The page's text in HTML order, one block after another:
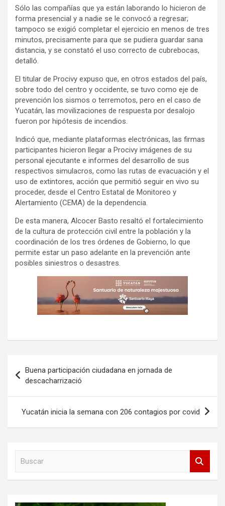
Sólo las compañías que ya están laborando lo hicieron de
forma presencial y a nadie se le convocó a regresar;
tampoco se exigió completar el ejercicio en menos de tres
minutos, precisamente para que se pudiera guardar sana
distancia, y se constató el uso correcto de cubrebocas,
detalló.
El titular de Procivy expuso que, en otros estados del país,
sobre todo del centro y occidente, se tuvo como eje de
prevención los sismos o terremotos, pero en el caso de
Yucatán, las movilizaciones de respuesta por desalojo
fueron por hipótesis de incendios.
Indicó que, mediante plataformas electrónicas, las firmas
participantes hicieron llegar a Procivy imágenes de su
personal ejecutante e informes del desarrollo de sus
respectivos simulacros, como las rutas de evacuación y el
uso de extintores, acción que permitió seguir en vivo su
proceder, desde el Centro Estatal de Monitoreo y
Alertamiento (CEMA) de la dependencia.
De esta manera, Alcocer Basto resaltó el fortalecimiento
de la cultura de protección civil entre la población y la
coordinación de los tres órdenes de Gobierno, lo que
permite estar un paso adelante en la prevención ante
posibles siniestros o desastres.
de
entradas
Buena participación ciudadana en jornada de
descacharrizació
Yucatán inicia la semana con 206 contagios por covid